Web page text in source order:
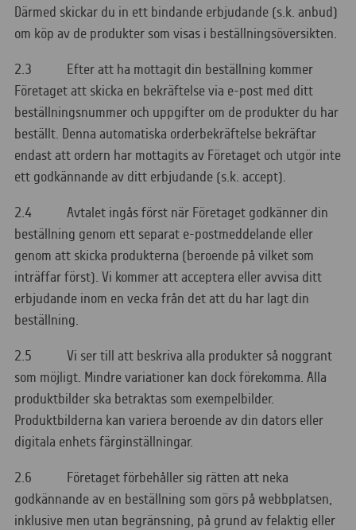
Därmed skickar du in ett bindande erbjudande (s.k. anbud)
om köp av de produkter som visas i beställningsöversikten.
2.3 Efter att ha mottagit din beställning kommer
Företaget att skicka en bekräftelse via e-post med ditt
beställningsnummer och uppgifter om de produkter du har
beställt. Denna automatiska orderbekräftelse bekräftar
endast att ordern har mottagits av Företaget och utgör inte
ett godkännande av ditt erbjudande (s.k. accept).
2.4 Avtalet ingås först när Företaget godkänner din
beställning genom ett separat e-postmeddelande eller
genom att skicka produkterna (beroende på vilket som
inträffar först). Vi kommer att acceptera eller avvisa ditt
erbjudande inom en vecka från det att du har lagt din
beställning.
2.5 Vi ser till att beskriva alla produkter så noggrant
som möjligt. Mindre variationer kan dock förekomma. Alla
produktbilder ska betraktas som exempelbilder.
Produktbilderna kan variera beroende av din dators eller
digitala enhets färginställningar.
2.6 Företaget förbehåller sig rätten att neka
godkännande av en beställning som görs på webbplatsen,
inklusive men utan begränsning, på grund av felaktig eller